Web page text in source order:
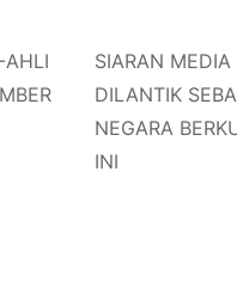
AHLI
SIARAN MEDIA
DILANTIK
NEGARA
INI